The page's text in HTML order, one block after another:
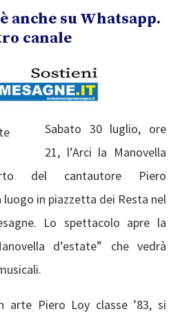
anche su Whatsapp.
canale
Sabato 30 luglio, ore
21, l’Arci la Manovella
del cantautore Piero
in piazzetta dei Resta nel
Lo spettacolo apre la
d’estate” che vedrà
arte Piero Loy classe ’83, si